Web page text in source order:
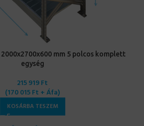
2000x2700x600 mm 5 polcos komplett
egység
215 919Ft
(170 015Ft + Áfa)
KOSÁRBA TESZEM